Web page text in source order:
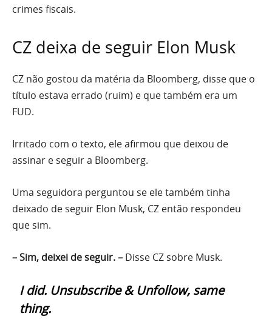
crimes fiscais.
CZ deixa de seguir Elon Musk
CZ não gostou da matéria da Bloomberg, disse que o
título estava errado (ruim) e que também era um
FUD.
Irritado com o texto, ele afirmou que deixou de
assinar e seguir a Bloomberg.
Uma seguidora perguntou se ele também tinha
deixado de seguir Elon Musk, CZ então respondeu
que sim.
– Sim, deixei de seguir. – Disse CZ sobre Musk.
I did. Unsubscribe & Unfollow, same
thing.